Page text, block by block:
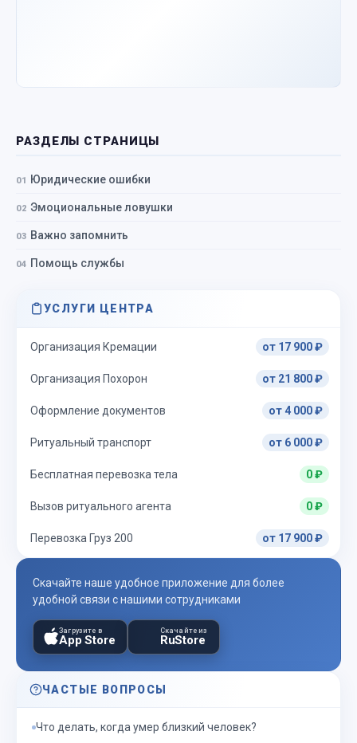
РАЗДЕЛЫ СТРАНИЦЫ
Юридические ошибки
Эмоциональные ловушки
Важно запомнить
Помощь службы
УСЛУГИ ЦЕНТРА
Организация Кремации от 17 900 ₽
Организация Похорон от 21 800 ₽
Оформление документов от 4 000 ₽
Ритуальный транспорт от 6 000 ₽
Бесплатная перевозка тела 0 ₽
Вызов ритуального агента 0 ₽
Перевозка Груз 200 от 17 900 ₽
Скачайте наше удобное приложение для более
удобной связи с нашими сотрудниками
Загрузите в
App Store
Скачайте из
RuStore
ЧАСТЫЕ ВОПРОСЫ
Что делать, когда умер близкий человек?